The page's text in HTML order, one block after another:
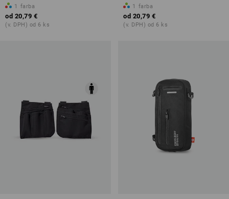
1 farba
od 20,79 €
(v. DPH) od 6 ks
1 farba
od 20,79 €
(v. DPH) od 6 ks